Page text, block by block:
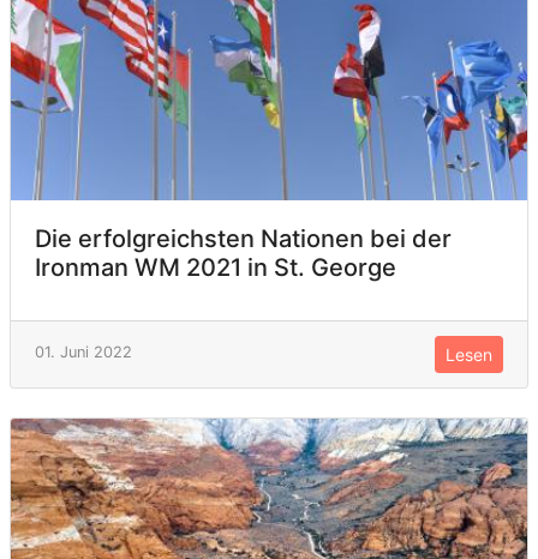
Die erfolgreichsten Nationen bei der
Ironman WM 2021 in St. George
01. Juni 2022 Lesen